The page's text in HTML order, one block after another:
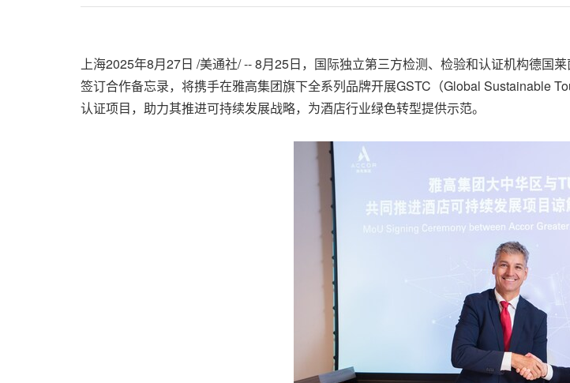
上海2025年8月27日 /美通社/ -- 8月25日，国际独立第三方检测、检验和认证机构德国
签订合作备忘录，将携手在雅高集团旗下全系列品牌开展GSTC（Global Sustainable
认证项目，助力其推进可持续发展战略，为酒店行业绿色转型提供示范。